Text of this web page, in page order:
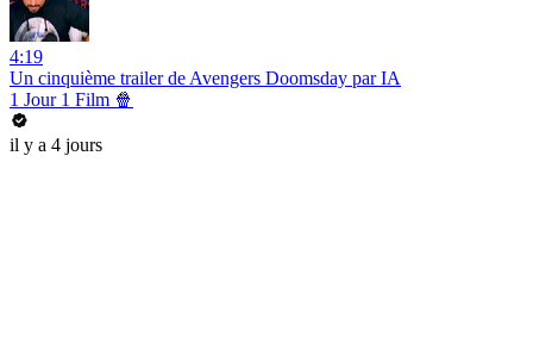
4:19
Un cinquième trailer de Avengers Doomsday par IA
1 Jour 1 Film 🍿
il y a 4 jours